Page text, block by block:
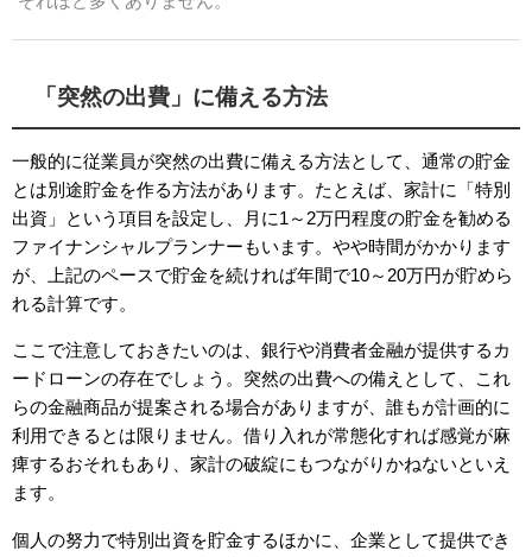
「突然の出費」に備える方法
一般的に従業員が突然の出費に備える方法として、通常の貯金
とは別途貯金を作る方法があります。たとえば、家計に「特別
出資」という項目を設定し、月に1～2万円程度の貯金を勧める
ファイナンシャルプランナーもいます。やや時間がかかります
が、上記のペースで貯金を続ければ年間で10～20万円が貯めら
れる計算です。
ここで注意しておきたいのは、銀行や消費者金融が提供するカ
ードローンの存在でしょう。突然の出費への備えとして、これ
らの金融商品が提案される場合がありますが、誰もが計画的に
利用できるとは限りません。借り入れが常態化すれば感覚が麻
痺するおそれもあり、家計の破綻にもつながりかねないといえ
ます。
個人の努力で特別出資を貯金するほかに、企業として提供でき